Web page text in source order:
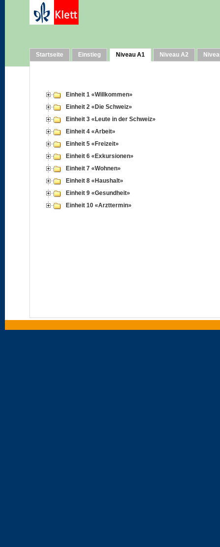
Startseite Einstieg Niveau A1 Niveau A2
Einheit 1 «Willkommen»
Einheit 2 «Die Schweiz»
Einheit 3 «Leute in der Schweiz»
Einheit 4 «Arbeit»
Einheit 5 «Freizeit»
Einheit 6 «Exkursionen»
Einheit 7 «Wohnen»
Einheit 8 «Haushalt»
Einheit 9 «Gesundheit»
Einheit 10 «Arzttermin»